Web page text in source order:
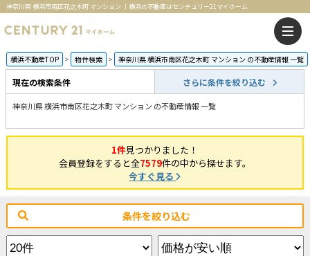
神奈川県 横浜市南区花之木町 マンション ｜横浜の不動産はセンチュリー21マイホーム
横浜不動産TOP 物件検索 神奈川県 横浜市南区花之木町 マンション の不動産情報 一覧
現在の検索条件 さらに条件を絞り込む
神奈川県 横浜市南区花之木町 マンション の不動産情報 一覧
1件見つかりました！
会員登録をすると全7579件の中から探せます。
今すぐ見る
条件を絞り込む